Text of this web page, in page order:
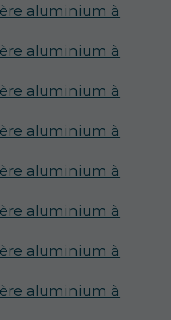
aluminium à
aluminium à
aluminium à
aluminium à
aluminium à
aluminium à
aluminium à
aluminium à